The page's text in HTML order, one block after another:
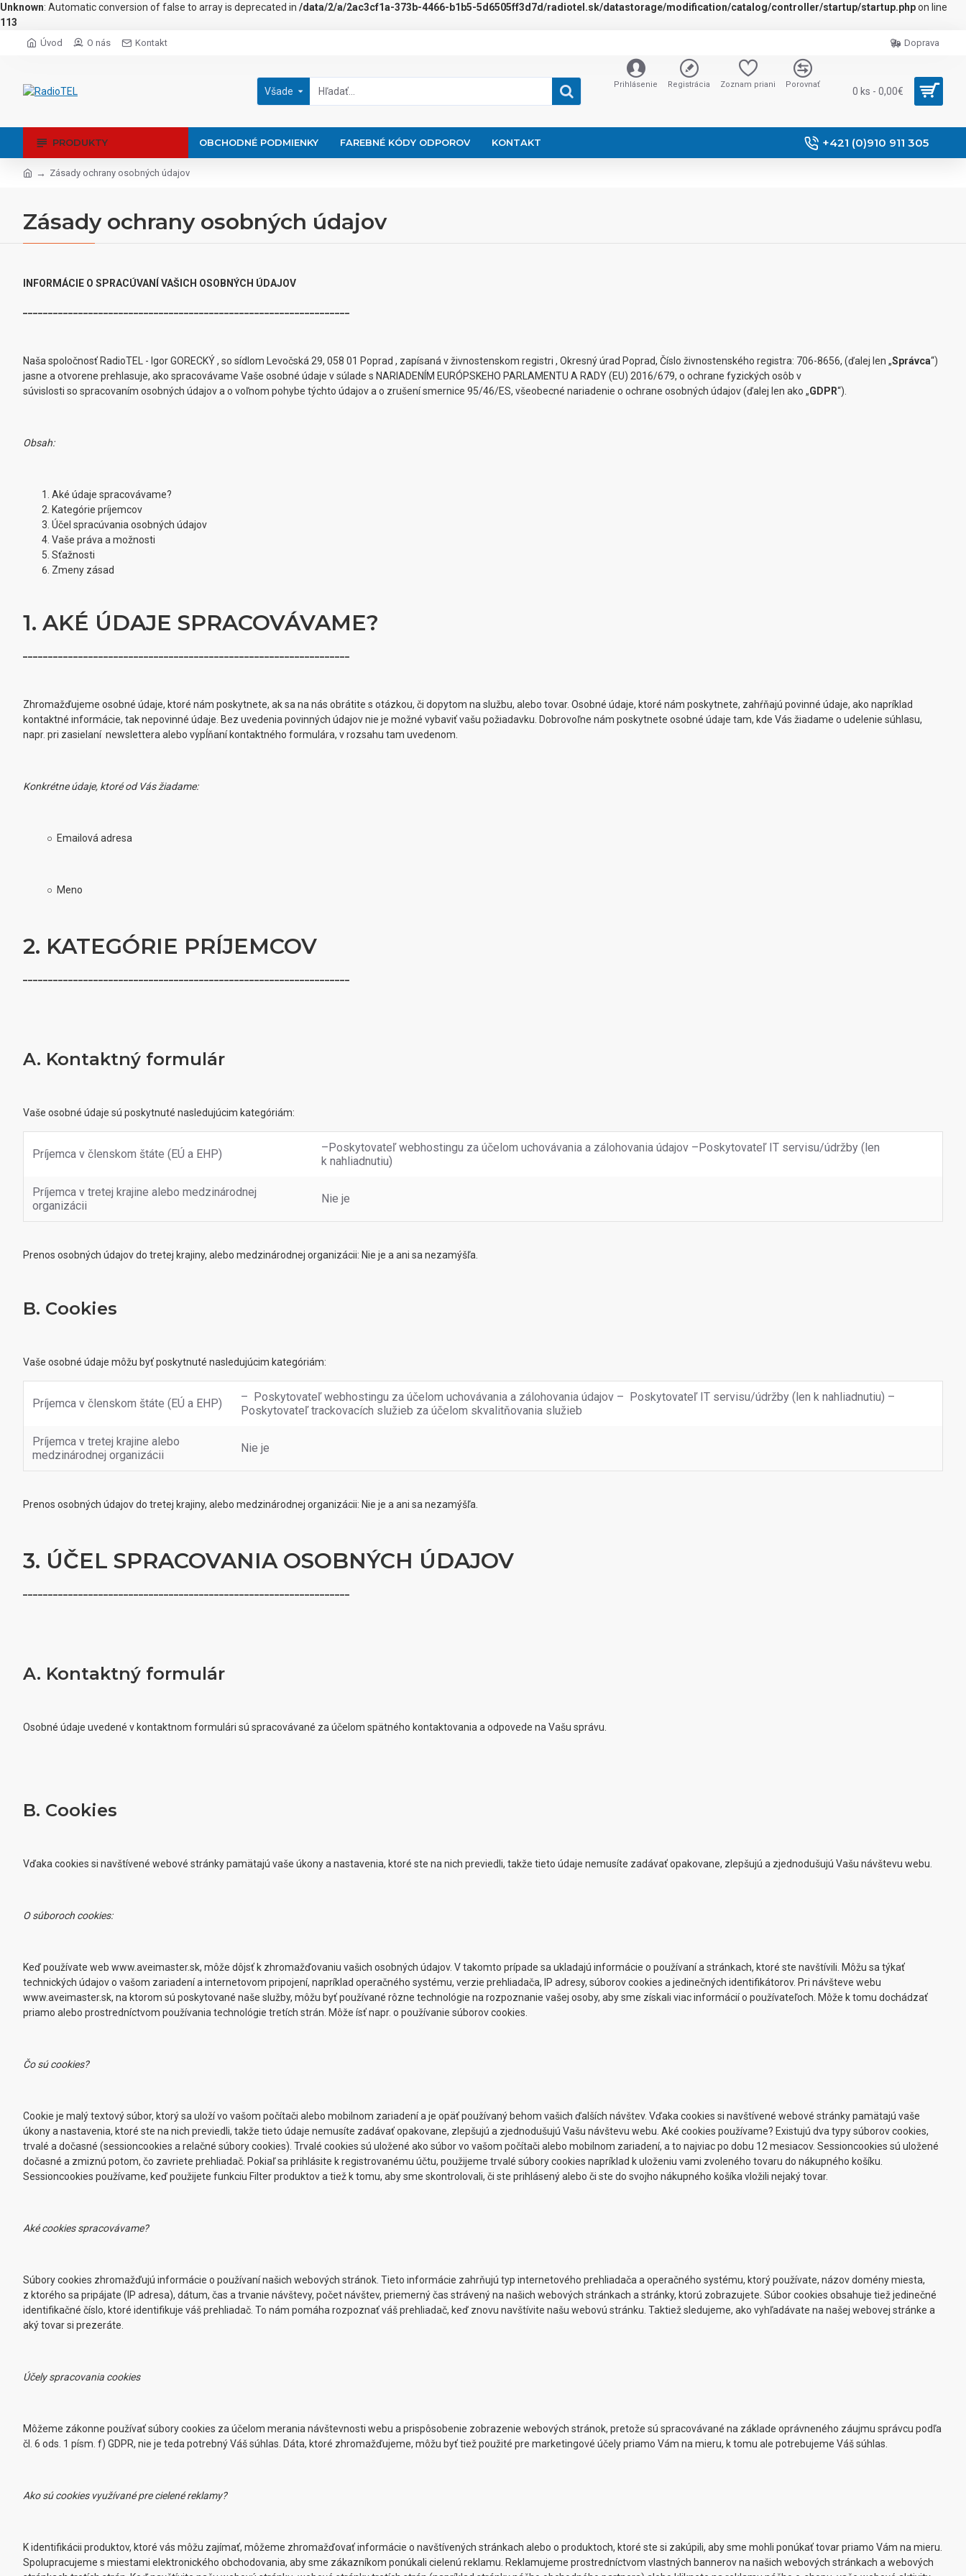
Unknown: Automatic conversion of false to array is deprecated in /data/2/a/2ac3cf1a-373b-4466-b1b5-5d6505ff3d7d/radiotel.sk/datastorage/modification/catalog/controller/startup/startup.phpon line
113
Úvod O nás Kontakt Doprava
Všade
Prihlásenie Registrácia Zoznam priani Porovnať
0 ks - 0,00€
PRODUKTY OBCHODNÉ PODMIENKY FAREBNÉ KÓDY ODPOROV KONTAKT +421 (0)910 911 305
Zásady ochrany osobných údajov
Zásady ochrany osobných údajov
INFORMÁCIE O SPRACÚVANÍ VAŠICH OSOBNÝCH ÚDAJOV
Naša spoločnosť RadioTEL - Igor GORECKÝ, so sídlom Levočská 29, 058 01 Poprad , zapísaná v živnostenskom registri , Okresný úrad Poprad, Číslo živnostenského registra: 706-8656, (ďalej len „Správca“)
jasne a otvorene prehlasuje, ako spracovávame Vaše osobné údaje v súlade s NARIADENÍM EURÓPSKEHO PARLAMENTU A RADY (EU) 2016/679, o ochrane fyzických osôb v
súvislosti so spracovaním osobných údajov a o voľnom pohybe týchto údajov a o zrušení smernice 95/46/ES, všeobecné nariadenie o ochrane osobných údajov (ďalej len ako „GDPR“).
Obsah:
Aké údaje spracovávame?
Kategórie príjemcov
Účel spracúvania osobných údajov
Vaše práva a možnosti
Sťažnosti
Zmeny zásad
1. AKÉ ÚDAJE SPRACOVÁVAME?
Zhromažďujeme osobné údaje, ktoré nám poskytnete, ak sa na nás obrátite s otázkou, či dopytom na službu, alebo tovar. Osobné údaje, ktoré nám poskytnete, zahŕňajú povinné údaje, ako napríklad
kontaktné informácie, tak nepovinné údaje. Bez uvedenia povinných údajov nie je možné vybaviť vašu požiadavku. Dobrovoľne nám poskytnete osobné údaje tam, kde Vás žiadame o udelenie súhlasu,
napr. pri zasielaní newslettera alebo vypĺňaní kontaktného formulára, v rozsahu tam uvedenom.
Konkrétne údaje, ktoré od Vás žiadame:
○ Emailová adresa
○ Meno
2. KATEGÓRIE PRÍJEMCOV
A. Kontaktný formulár
Vaše osobné údaje sú poskytnuté nasledujúcim kategóriám:
Príjemca v členskom štáte (EÚ a EHP)
–Poskytovateľ webhostingu za účelom uchovávania a zálohovania údajov –Poskytovateľ IT servisu/údržby (len
k nahliadnutiu)
Príjemca v tretej krajine alebo medzinárodnej
organizácii
Nie je
Prenos osobných údajov do tretej krajiny, alebo medzinárodnej organizácii: Nie je a ani sa nezamýšľa.
B. Cookies
Vaše osobné údaje môžu byť poskytnuté nasledujúcim kategóriám:
Príjemca v členskom štáte (EÚ a EHP)
– Poskytovateľ webhostingu za účelom uchovávania a zálohovania údajov – Poskytovateľ IT servisu/údržby (len k nahliadnutiu) –
Poskytovateľ trackovacích služieb za účelom skvalitňovania služieb
Príjemca v tretej krajine alebo
medzinárodnej organizácii
Nie je
Prenos osobných údajov do tretej krajiny, alebo medzinárodnej organizácii: Nie je a ani sa nezamýšľa.
3. ÚČEL SPRACOVANIA OSOBNÝCH ÚDAJOV
A. Kontaktný formulár
Osobné údaje uvedené v kontaktnom formulári sú spracovávané za účelom spätného kontaktovania a odpovede na Vašu správu.
B. Cookies
Vďaka cookies si navštívené webové stránky pamätajú vaše úkony a nastavenia, ktoré ste na nich previedli, takže tieto údaje nemusíte zadávať opakovane, zlepšujú a zjednodušujú Vašu návštevu webu.
O súboroch cookies:
Keď používate web www.aveimaster.sk, môže dôjsť k zhromažďovaniu vašich osobných údajov. V takomto prípade sa ukladajú informácie o používaní a stránkach, ktoré ste navštívili. Môžu sa týkať
technických údajov o vašom zariadení a internetovom pripojení, napríklad operačného systému, verzie prehliadača, IP adresy, súborov cookies a jedinečných identifikátorov. Pri návšteve webu
www.aveimaster.sk, na ktorom sú poskytované naše služby, môžu byť používané rôzne technológie na rozpoznanie vašej osoby, aby sme získali viac informácií o používateľoch. Môže k tomu dochádzať
priamo alebo prostredníctvom používania technológie tretích strán. Môže ísť napr. o používanie súborov cookies.
Čo sú cookies?
Cookie je malý textový súbor, ktorý sa uloží vo vašom počítači alebo mobilnom zariadení a je opäť používaný behom vašich ďalších návštev. Vďaka cookies si navštívené webové stránky pamätajú vaše
úkony a nastavenia, ktoré ste na nich previedli, takže tieto údaje nemusíte zadávať opakovane, zlepšujú a zjednodušujú Vašu návštevu webu. Aké cookies používame? Existujú dva typy súborov cookies,
trvalé a dočasné (sessioncookies a relačné súbory cookies). Trvalé cookies sú uložené ako súbor vo vašom počítači alebo mobilnom zariadení, a to najviac po dobu 12 mesiacov. Sessioncookies sú uložené
dočasné a zmiznú potom, čo zavriete prehliadač. Pokiaľ sa prihlásite k registrovanému účtu, použijeme trvalé súbory cookies napríklad k uloženiu vami zvoleného tovaru do nákupného košíku.
Sessioncookies používame, keď použijete funkciu Filter produktov a tiež k tomu, aby sme skontrolovali, či ste prihlásený alebo či ste do svojho nákupného košíka vložili nejaký tovar.
Aké cookies spracovávame?
Súbory cookies zhromažďujú informácie o používaní našich webových stránok. Tieto informácie zahrňujú typ internetového prehliadača a operačného systému, ktorý používate, názov domény miesta,
z ktorého sa pripájate (IP adresa), dátum, čas a trvanie návštevy, počet návštev, priemerný čas strávený na našich webových stránkach a stránky, ktorú zobrazujete. Súbor cookies obsahuje tiež jedinečné
identifikačné číslo, ktoré identifikuje váš prehliadač. To nám pomáha rozpoznať váš prehliadač, keď znovu navštívite našu webovú stránku. Taktiež sledujeme, ako vyhľadávate na našej webovej stránke a
aký tovar si prezeráte.
Účely spracovania cookies
Môžeme zákonne používať súbory cookies za účelom merania návštevnosti webu a prispôsobenie zobrazenie webových stránok, pretože sú spracovávané na základe oprávneného záujmu správcu podľa
čl. 6 ods. 1 písm. f) GDPR, nie je teda potrebný Váš súhlas. Dáta, ktoré zhromažďujeme, môžu byť tiež použité pre marketingové účely priamo Vám na mieru, k tomu ale potrebujeme Váš súhlas.
Ako sú cookies využívané pre cielené reklamy?
K identifikácii produktov, ktoré vás môžu zajímať, môžeme zhromažďovať informácie o navštívených stránkach alebo o produktoch, ktoré ste si zakúpili, aby sme mohli ponúkať tovar priamo Vám na mieru.
Spolupracujeme s miestami elektronického obchodovania, aby sme zákazníkom ponúkali cielenú reklamu. Reklamujeme prostredníctvom vlastných bannerov na našich webových stránkach a webových